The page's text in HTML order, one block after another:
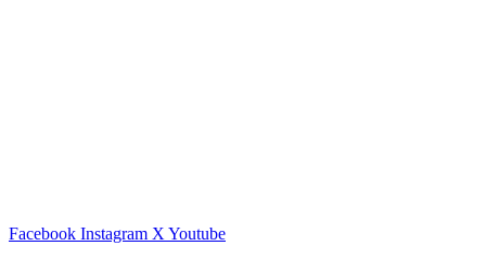
Facebook Instagram X Youtube